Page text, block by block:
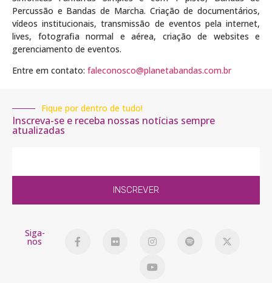
Percussão e Bandas de Marcha. Criação de documentários,
vídeos institucionais, transmissão de eventos pela internet,
lives, fotografia normal e aérea, criação de websites e
gerenciamento de eventos.
Entre em contato: faleconosco@planetabandas.com.br
Fique por dentro de tudo!
Inscreva-se e receba nossas notícias sempre
atualizadas
INSCREVER
Siga-
nos